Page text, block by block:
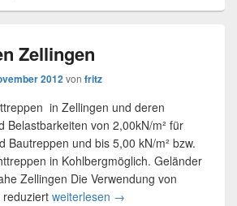
Zellingen
2012von fritz
in Zellingen und deren
Belastbarkeiten von 2,00kN/m² für
Bautreppen und bis 5,00 kN/m² bzw.
in Kohlbergmöglich. Geländer
Zellingen Die Verwendung von
weiterlesen Fluchttreppen Zellingen
→